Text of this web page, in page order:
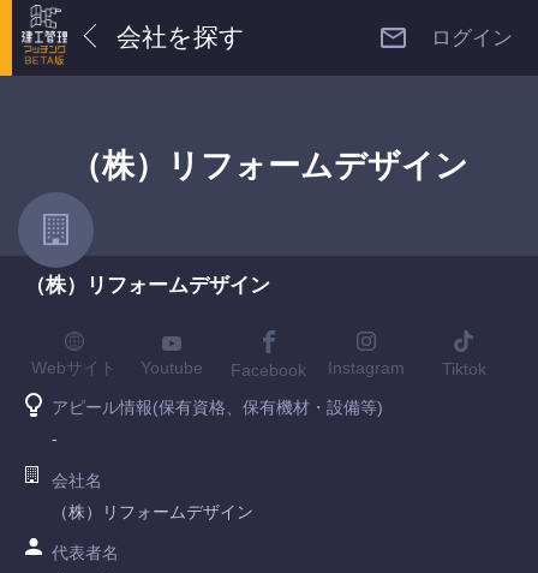
会社を探す ログイン
（株）リフォームデザイン
（株）リフォームデザイン
Webサイト Youtube Facebook Instagram Tiktok
アピール情報(保有資格、保有機材・設備等)
-
会社名
（株）リフォームデザイン
代表者名